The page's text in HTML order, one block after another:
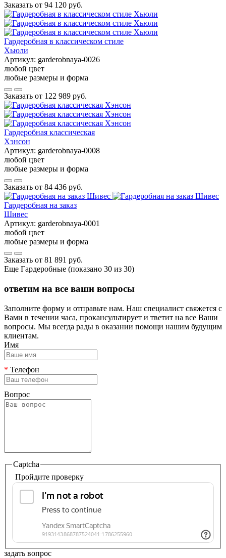
Заказать от 94 120 руб.
Гардеробная в классическом стиле
Хьюли
Артикул: garderobnaya-0026
любой цвет
любые размеры и форма
Заказать от 122 989 руб.
Гардеробная классическая
Хэнсон
Артикул: garderobnaya-0008
любой цвет
любые размеры и форма
Заказать от 84 436 руб.
Гардеробная на заказ
Шивес
Артикул: garderobnaya-0001
любой цвет
любые размеры и форма
Заказать от 81 891 руб.
Еще Гардеробные (показано 30 из 30)
ответим на все ваши вопросы
Заполните форму и отправьте нам. Наш специалист свяжется с
Вами в течении часа, прокансультирует и тветит на все Ваши
вопросы. Мы всегда рады в оказании помощи нашим будущим
клиентам.
Имя
* Телефон
Вопрос
Captcha
Пройдите проверку
задать вопрос